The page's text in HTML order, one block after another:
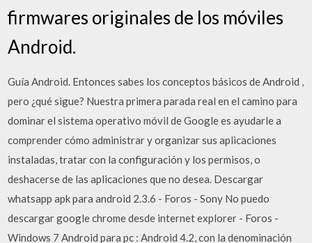
firmwares originales de los móviles
Android.
Guía Android. Entonces sabes los conceptos básicos de Android ,
pero ¿qué sigue? Nuestra primera parada real en el camino para
dominar el sistema operativo móvil de Google es ayudarle a
comprender cómo administrar y organizar sus aplicaciones
instaladas, tratar con la configuración y los permisos, o
deshacerse de las aplicaciones que no desea. Descargar
whatsapp apk para android 2.3.6 - Foros - Sony No puedo
descargar google chrome desde internet explorer - Foros -
Windows 7 Android para pc : Android 4.2, con la denominación